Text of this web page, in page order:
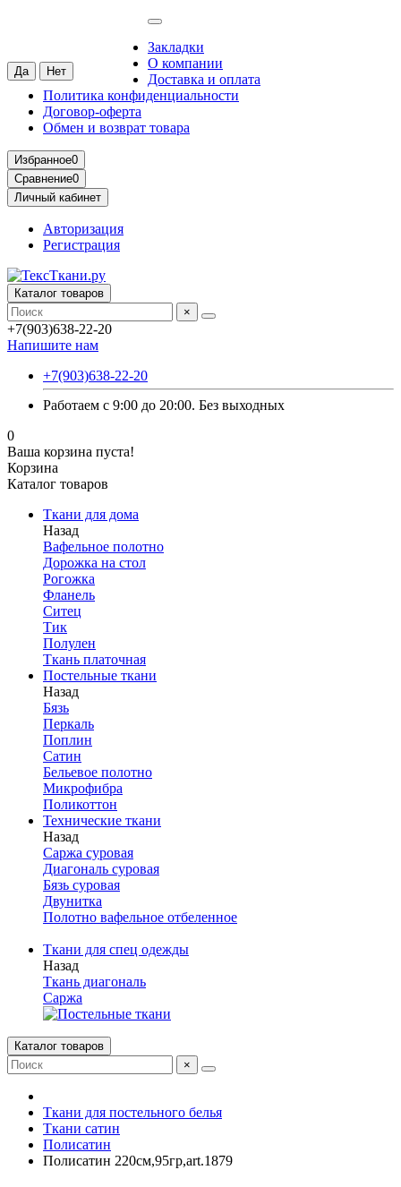
Закладки
О компании
Доставка и оплата
Политика конфиденциальности
Договор-оферта
Обмен и возврат товара
Избранное0
Сравнение0
Личный кабинет
Авторизация
Регистрация
Каталог товаров
×
+7(903)638-22-20
Напишите нам
+7(903)638-22-20
Работаем с 9:00 до 20:00. Без выходных
0
Ваша корзина пуста!
Корзина
Каталог товаров
Ткани для дома
Назад
Вафельное полотно
Дорожка на стол
Рогожка
Фланель
Ситец
Тик
Полулен
Ткань платочная
Постельные ткани
Назад
Бязь
Перкаль
Поплин
Сатин
Бельевое полотно
Микрофибра
Поликоттон
Технические ткани
Назад
Саржа суровая
Диагональ суровая
Бязь суровая
Двунитка
Полотно вафельное отбеленное
Ткани для спец одежды
Назад
Ткань диагональ
Саржа
Каталог товаров
×
Ткани для постельного белья
Ткани сатин
Полисатин
Полисатин 220см,95гр,art.1879